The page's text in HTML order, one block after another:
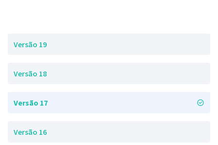
Versão 19
Versão 18
Versão 17
Versão 16